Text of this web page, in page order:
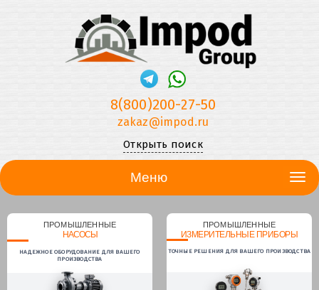
8(800)200-27-50
zakaz@impod.ru
Открыть поиск
Меню
ПРОМЫШЛЕННЫЕ
НАСОСЫ
НАДЕЖНОЕ ОБОРУДОВАНИЕ ДЛЯ ВАШЕГО
ПРОИЗВОДСТВА
ПРОМЫШЛЕННЫЕ
ИЗМЕРИТЕЛЬНЫЕ ПРИБОРЫ
ТОЧНЫЕ РЕШЕНИЯ ДЛЯ ВАШЕГО ПРОИЗВОДСТВА